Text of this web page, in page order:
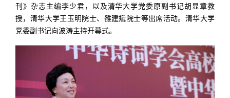
刊》杂志主编李少君，以及清华大学党委原副书记胡显章教
授，清华大学王玉明院士、雒建斌院士等出席活动。清华大学
党委副书记向波涛主持开幕式。